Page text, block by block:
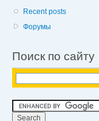
Recent posts
Форумы
Поиск по сайту